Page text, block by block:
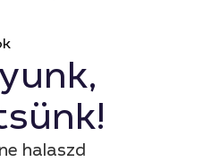
halaszd